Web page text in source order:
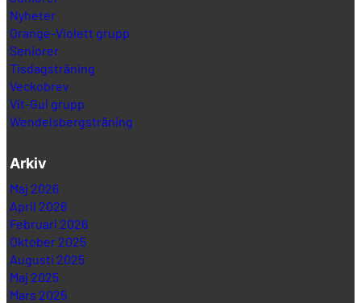
Nyheter
Orange-Violett grupp
Seniorer
Tisdagsträning
Veckobrev
Vit-Gul grupp
Wendelsbergsträning
Arkiv
Maj 2026
April 2026
Februari 2026
Oktober 2025
Augusti 2025
Maj 2025
Mars 2025